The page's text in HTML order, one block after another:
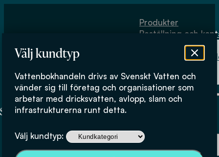
Välj kundtyp
Vattenbokhandeln drivs av Svenskt Vatten och
vänder sig till företag och organisationer som
arbetar med dricksvatten, avlopp, slam och
infrastrukturerna runt detta.
Välj kundtyp:
Produkter
Beställning och
Fysiskt lager
Beställning och kontakt